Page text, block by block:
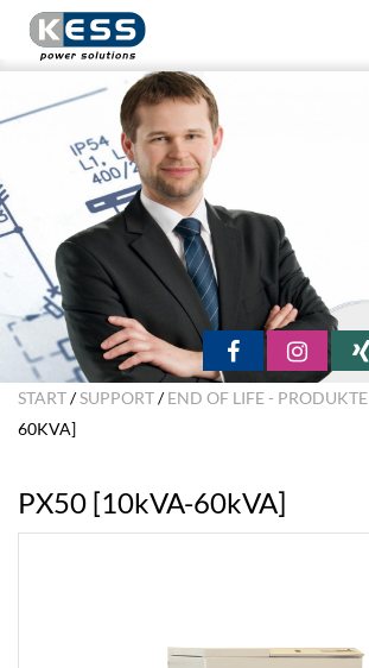
START/SUPPORT/END OF LIFE - PRODUKTE
60KVA]
PX50 [10kVA-60kVA]